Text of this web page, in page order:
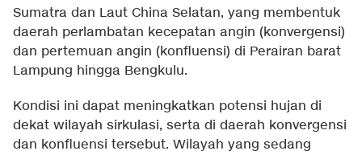
Sumatra dan Laut China Selatan, yang membentuk
daerah perlambatan kecepatan angin (konvergensi)
dan pertemuan angin (konfluensi) di Perairan barat
Lampung hingga Bengkulu.
Kondisi ini dapat meningkatkan potensi hujan di
dekat wilayah sirkulasi, serta di daerah konvergensi
dan konfluensi tersebut. Wilayah yang sedang